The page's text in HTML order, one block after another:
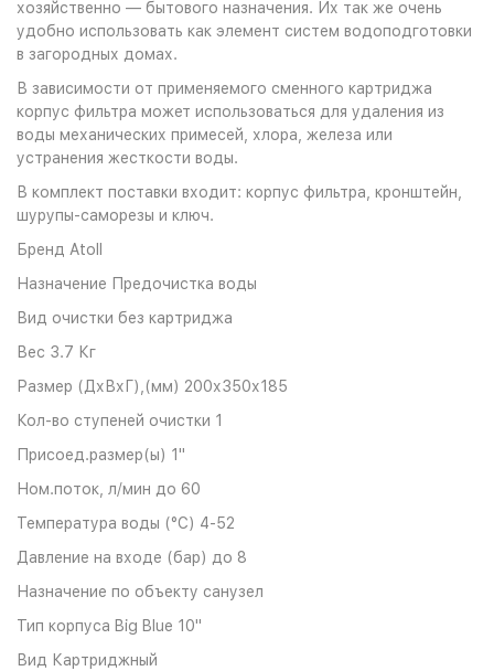
хозяйственно — бытового назначения. Их так же очень
удобно использовать как элемент систем водоподготовки
в загородных домах.
В зависимости от применяемого сменного картриджа
корпус фильтра может использоваться для удаления из
воды механических примесей, хлора, железа или
устранения жесткости воды.
В комплект поставки входит: корпус фильтра, кронштейн,
шурупы-саморезы и ключ.
Бренд Atoll
Назначение Предочистка воды
Вид очистки без картриджа
Вес 3.7 Кг
Размер (ДхВхГ),(мм) 200х350х185
Кол-во ступеней очистки 1
Присоед.размер(ы) 1"
Ном.поток, л/мин до 60
Температура воды (°С) 4-52
Давление на входе (бар) до 8
Назначение по объекту санузел
Тип корпуса Big Blue 10"
Вид Картриджный